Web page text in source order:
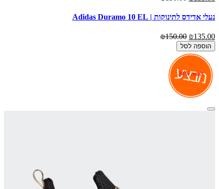
נעלי אדידס לתינוקות | Adidas Duramo 10 EL
₪135.00
₪150.00
הוספה לסל